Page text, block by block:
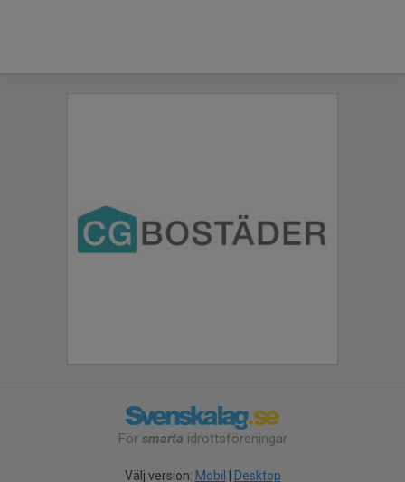
För smarta idrottsföreningar
Välj version: Mobil Desktop